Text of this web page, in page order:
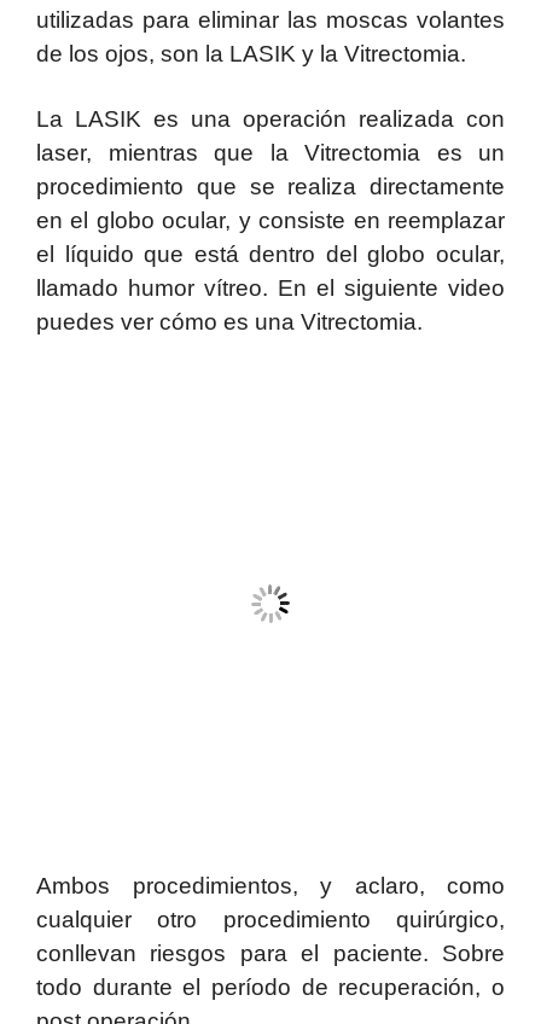
utilizadas para eliminar las moscas volantes
de los ojos, son la LASIK y la Vitrectomia.
La LASIK es una operación realizada con
laser, mientras que la Vitrectomia es un
procedimiento que se realiza directamente
en el globo ocular, y consiste en reemplazar
el líquido que está dentro del globo ocular,
llamado humor vítreo. En el siguiente video
puedes ver cómo es una Vitrectomia.
Ambos procedimientos, y aclaro, como
cualquier otro procedimiento quirúrgico,
conllevan riesgos para el paciente. Sobre
todo durante el período de recuperación, o